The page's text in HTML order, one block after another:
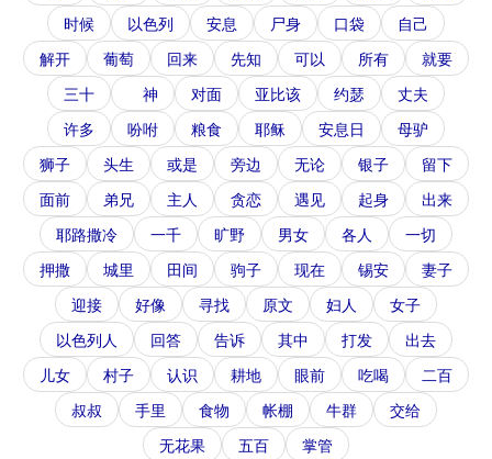
时候
以色列 安息 尸身 口袋
自己
解开
葡萄 回来 先知 可以 所有
就要
三十
神 对面 亚比该 约瑟
丈夫
许多
吩咐 粮食 耶稣 安息日
母驴
狮子
头生 或是 旁边 无论 银子
留下
面前
弟兄 主人 贪恋 遇见 起身
出来
耶路撒冷
一千 旷野 男女 各人
一切
押撒
城里 田间 驹子 现在 锡安
妻子
迎接
好像 寻找 原文 妇人
女子
以色列人
回答 告诉 其中 打发
出去
儿女
村子 认识 耕地 眼前 吃喝
二百
叔叔
手里 食物 帐棚 牛群
交给
无花果
五百 掌管